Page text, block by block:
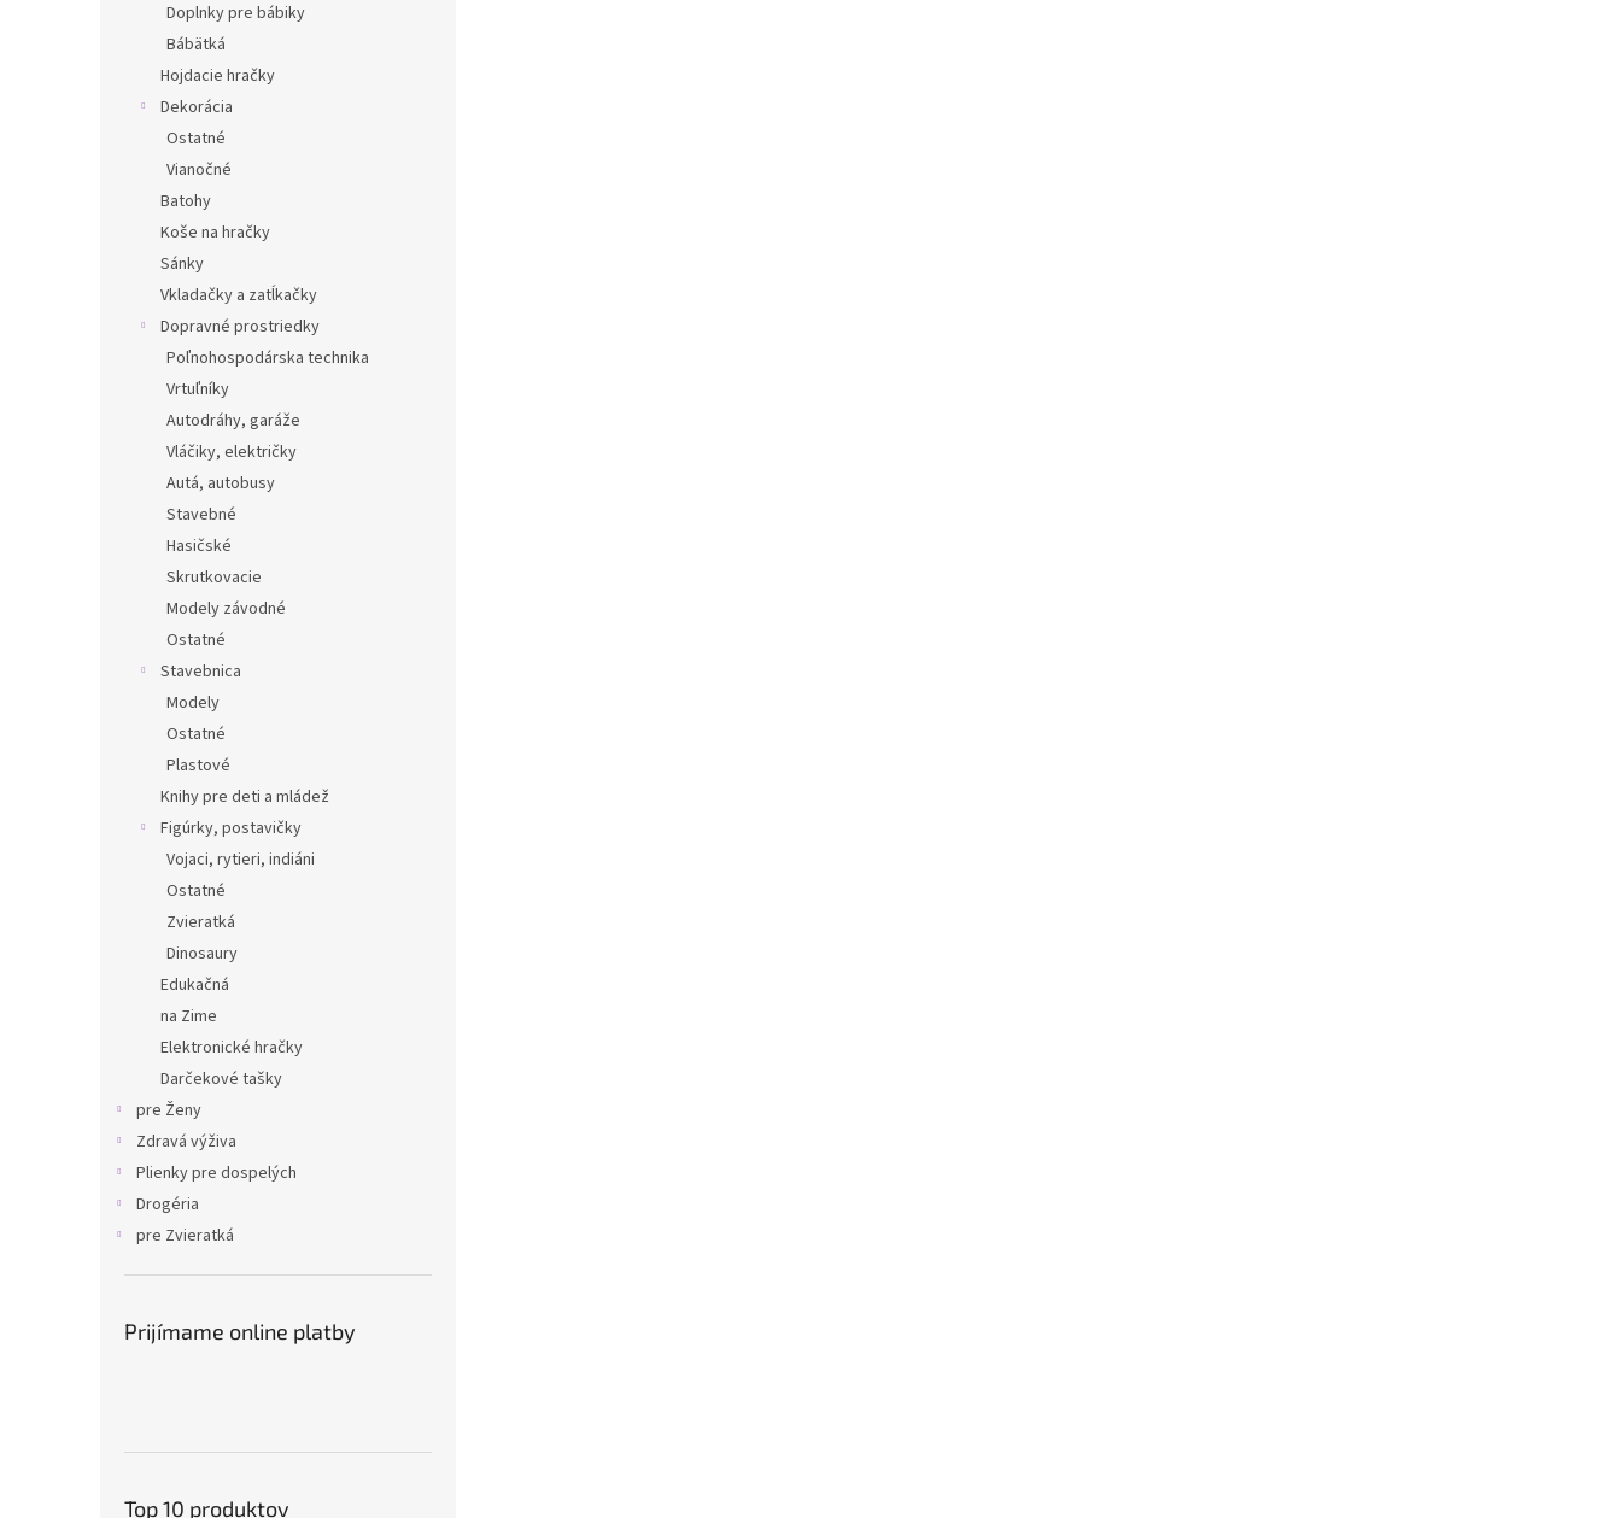
Doplnky pre bábiky
Bábätká
Hojdacie hračky
Dekorácia
Ostatné
Vianočné
Batohy
Koše na hračky
Sánky
Vkladačky a zatĺkačky
Dopravné prostriedky
Poľnohospodárska technika
Vrtuľníky
Autodráhy, garáže
Vláčiky, električky
Autá, autobusy
Stavebné
Hasičské
Skrutkovacie
Modely závodné
Ostatné
Stavebnica
Modely
Ostatné
Plastové
Knihy pre deti a mládež
Figúrky, postavičky
Vojaci, rytieri, indiáni
Ostatné
Zvieratká
Dinosaury
Edukačná
na Zime
Elektronické hračky
Darčekové tašky
pre Ženy
Zdravá výživa
Plienky pre dospelých
Drogéria
pre Zvieratká
Prijímame online platby
Top 10 produktov